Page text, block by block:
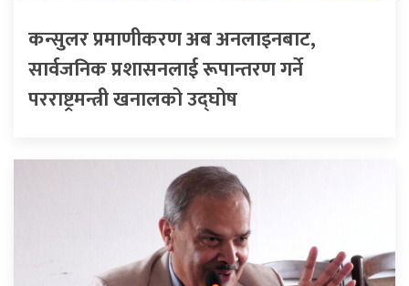
कन्सुलर प्रमाणीकरण अब अनलाइनबाट,
सार्वजनिक प्रशासनलाई रूपान्तरण गर्ने
परराष्ट्रमन्त्री खनालको उद्घोष